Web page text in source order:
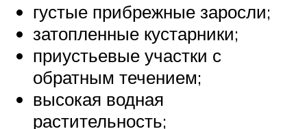
густые прибрежные заросли;
затопленные кустарники;
приустьевые участки с
обратным течением;
высокая водная
растительность;